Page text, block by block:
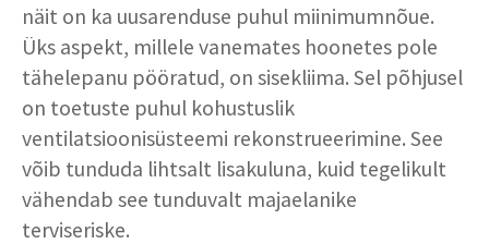
näit on ka uusarenduse puhul miinimumnõue.
Üks aspekt, millele vanemates hoonetes pole
tähelepanu pööratud, on sisekliima. Sel põhjusel
on toetuste puhul kohustuslik
ventilatsioonisüsteemi rekonstrueerimine. See
võib tunduda lihtsalt lisakuluna, kuid tegelikult
vähendab see tunduvalt majaelanike
terviseriske.